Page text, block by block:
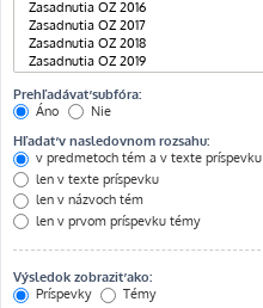
Prehľadávať subfóra:
Áno
Nie
Hľadať v nasledovnom rozsahu:
v predmetoch tém a v texte príspevku
len v texte príspevku
len v názvoch tém
len v prvom príspevku témy
Výsledok zobraziť ako:
Príspevky
Témy